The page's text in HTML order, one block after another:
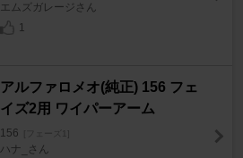
エムズガレージさん
1
アルファロメオ(純正) 156 フェ
イズ2用 ワイパーアーム
156 [フェーズ1]
ハナ_さん